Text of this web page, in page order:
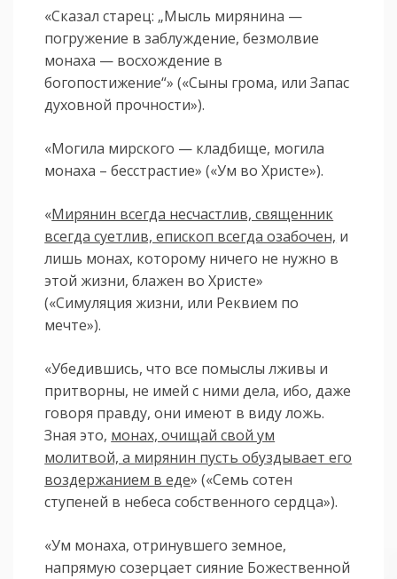
«Сказал старец: „Мысль мирянина —
погружение в заблуждение, безмолвие
монаха — восхождение в
богопостижение“» («Сыны грома, или Запас
духовной прочности»).
«Могила мирского — кладбище, могила
монаха – бесстрастие» («Ум во Христе»).
«Мирянин всегда несчастлив, священник
всегда суетлив, епископ всегда озабочен, и
лишь монах, которому ничего не нужно в
этой жизни, блажен во Христе»
(«Симуляция жизни, или Реквием по
мечте»).
«Убедившись, что все помыслы лживы и
притворны, не имей с ними дела, ибо, даже
говоря правду, они имеют в виду ложь.
Зная это, монах, очищай свой ум
молитвой, а мирянин пусть обуздывает его
воздержанием в еде» («Семь сотен
ступеней в небеса собственного сердца»).
«Ум монаха, отринувшего земное,
напрямую созерцает сияние Божественной